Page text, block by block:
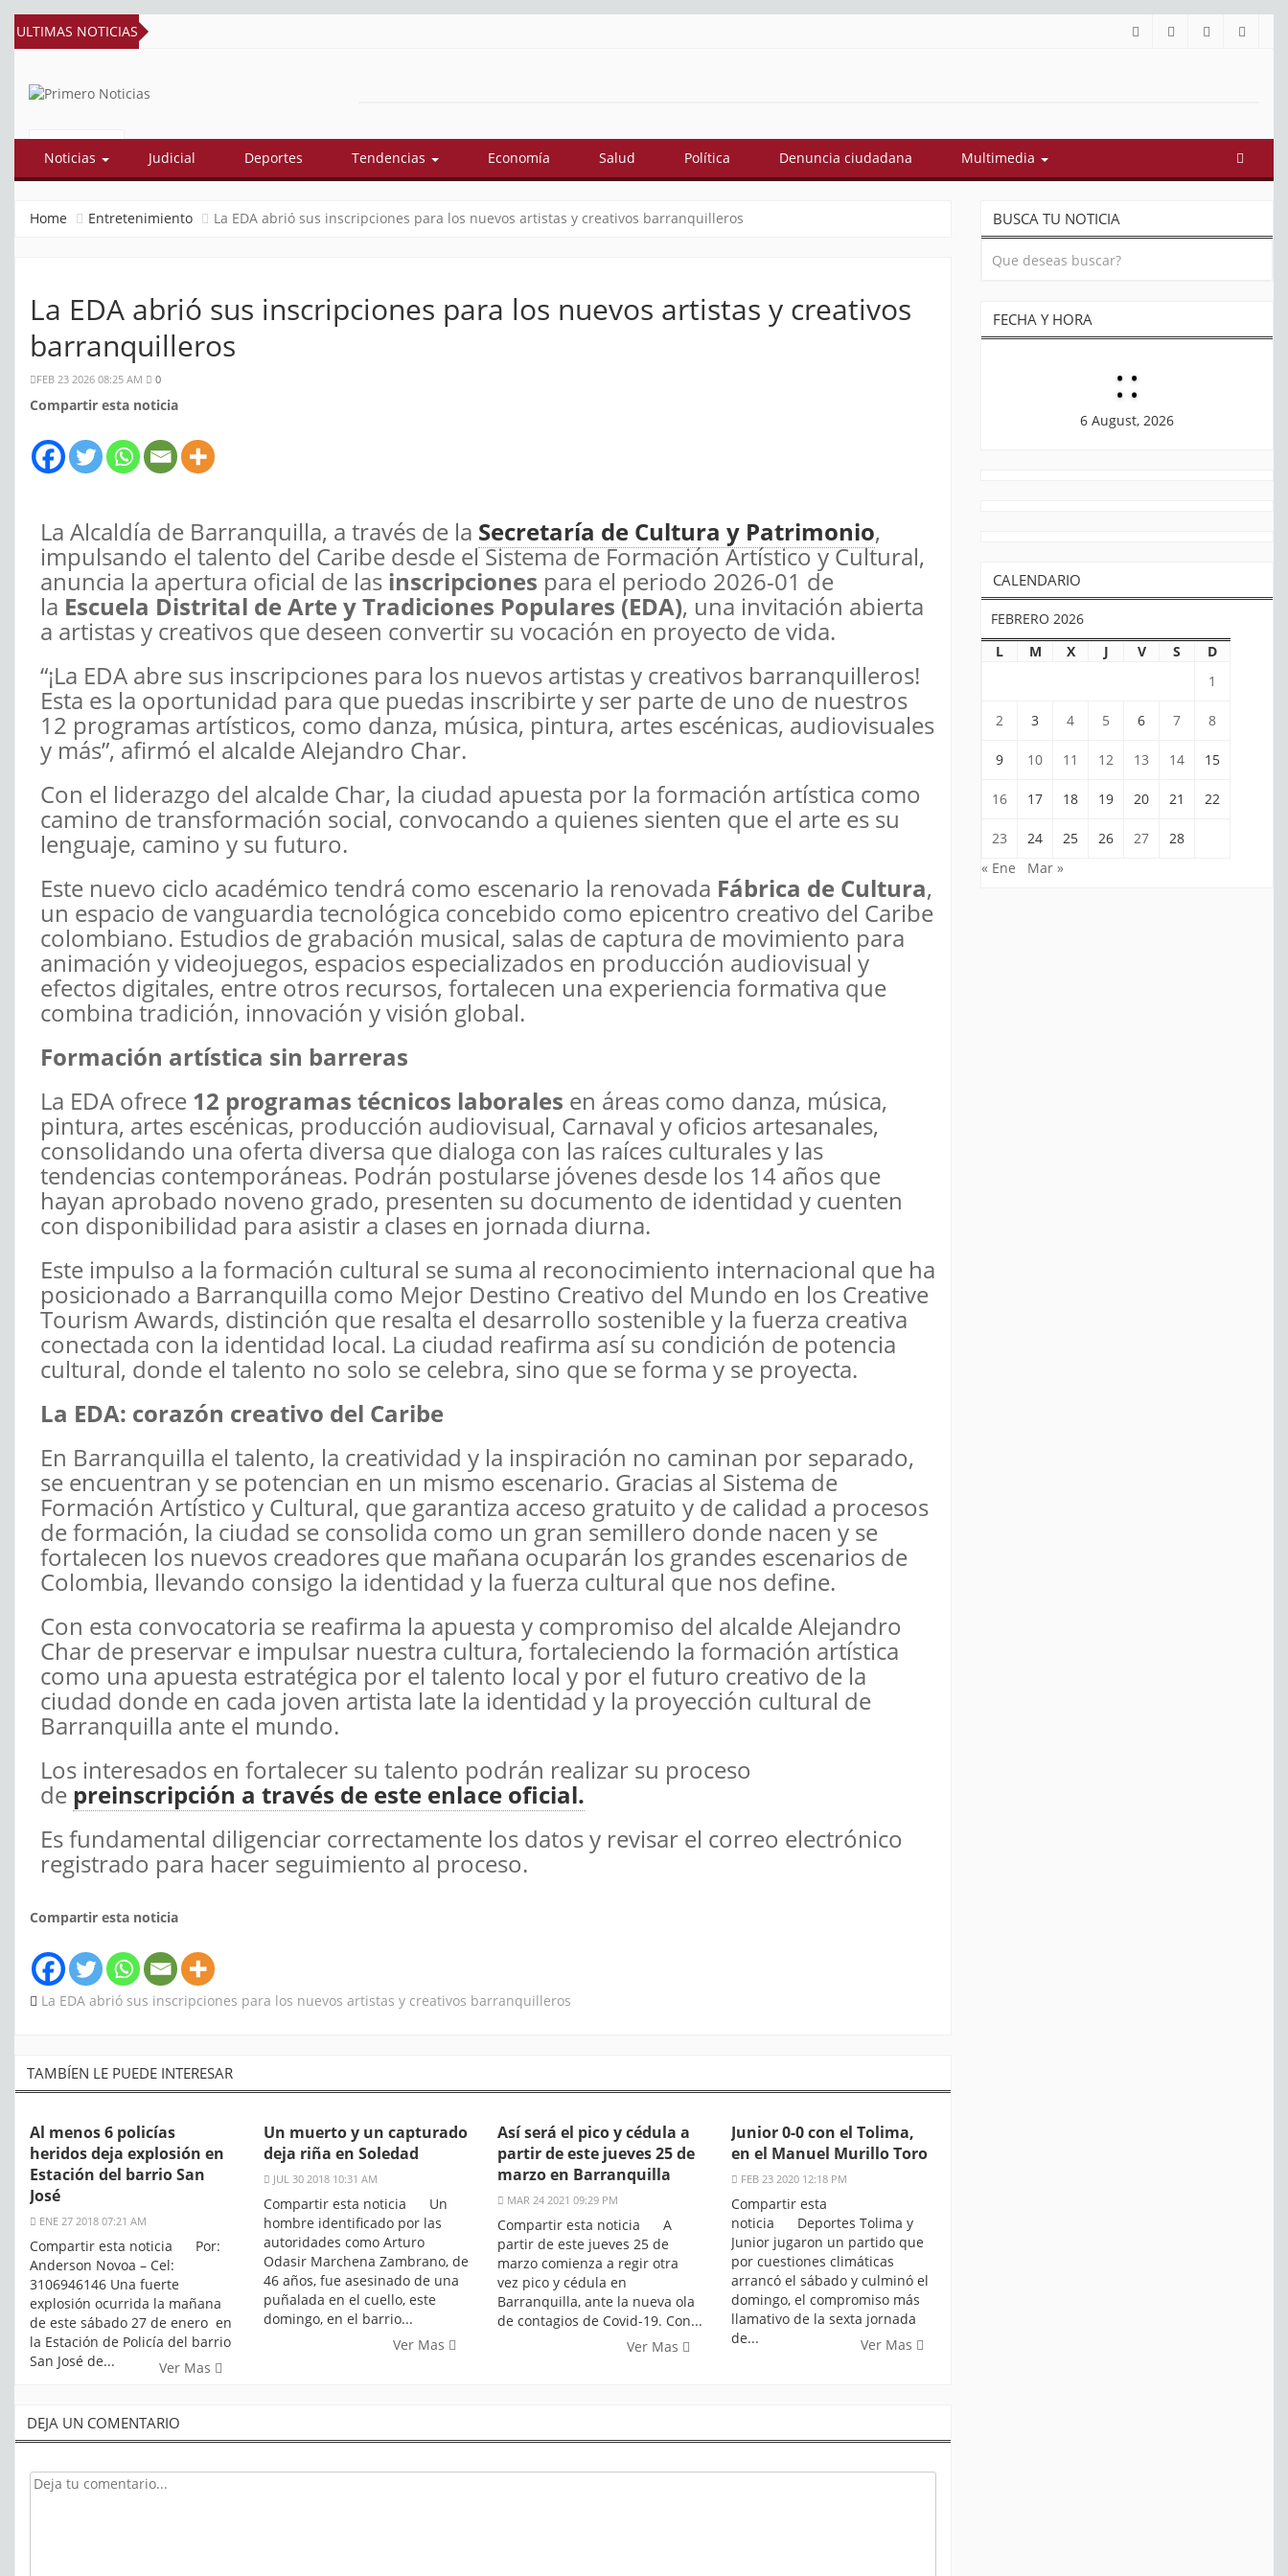
ULTIMAS NOTICIAS
NOTICIAS
Noticias Judicial Deportes Tendencias Economía Salud Política Denuncia ciudadana Multimedia
Home Entretenimiento La EDA abrió sus inscripciones para los nuevos artistas y creativos barranquilleros
La EDA abrió sus inscripciones para los nuevos artistas y creativos
barranquilleros
FEB 23 2026 08:25 AM 0
Compartir esta noticia
La Alcaldía de Barranquilla, a través de la Secretaría de Cultura y Patrimonio,
impulsando el talento del Caribe desde el Sistema de Formación Artístico y Cultural,
anuncia la apertura oficial de las inscripciones para el periodo 2026-01 de
la Escuela Distrital de Arte y Tradiciones Populares (EDA), una invitación abierta
a artistas y creativos que deseen convertir su vocación en proyecto de vida.
“¡La EDA abre sus inscripciones para los nuevos artistas y creativos barranquilleros!
Esta es la oportunidad para que puedas inscribirte y ser parte de uno de nuestros
12 programas artísticos, como danza, música, pintura, artes escénicas, audiovisuales
y más”, afirmó el alcalde Alejandro Char.
Con el liderazgo del alcalde Char, la ciudad apuesta por la formación artística como
camino de transformación social, convocando a quienes sienten que el arte es su
lenguaje, camino y su futuro.
Este nuevo ciclo académico tendrá como escenario la renovada Fábrica de Cultura,
un espacio de vanguardia tecnológica concebido como epicentro creativo del Caribe
colombiano. Estudios de grabación musical, salas de captura de movimiento para
animación y videojuegos, espacios especializados en producción audiovisual y
efectos digitales, entre otros recursos, fortalecen una experiencia formativa que
combina tradición, innovación y visión global.
Formación artística sin barreras
La EDA ofrece 12 programas técnicos laborales en áreas como danza, música,
pintura, artes escénicas, producción audiovisual, Carnaval y oficios artesanales,
consolidando una oferta diversa que dialoga con las raíces culturales y las
tendencias contemporáneas. Podrán postularse jóvenes desde los 14 años que
hayan aprobado noveno grado, presenten su documento de identidad y cuenten
con disponibilidad para asistir a clases en jornada diurna.
Este impulso a la formación cultural se suma al reconocimiento internacional que ha
posicionado a Barranquilla como Mejor Destino Creativo del Mundo en los Creative
Tourism Awards, distinción que resalta el desarrollo sostenible y la fuerza creativa
conectada con la identidad local. La ciudad reafirma así su condición de potencia
cultural, donde el talento no solo se celebra, sino que se forma y se proyecta.
La EDA: corazón creativo del Caribe
En Barranquilla el talento, la creatividad y la inspiración no caminan por separado,
se encuentran y se potencian en un mismo escenario. Gracias al Sistema de
Formación Artístico y Cultural, que garantiza acceso gratuito y de calidad a procesos
de formación, la ciudad se consolida como un gran semillero donde nacen y se
fortalecen los nuevos creadores que mañana ocuparán los grandes escenarios de
Colombia, llevando consigo la identidad y la fuerza cultural que nos define.
Con esta convocatoria se reafirma la apuesta y compromiso del alcalde Alejandro
Char de preservar e impulsar nuestra cultura, fortaleciendo la formación artística
como una apuesta estratégica por el talento local y por el futuro creativo de la
ciudad donde en cada joven artista late la identidad y la proyección cultural de
Barranquilla ante el mundo.
Los interesados en fortalecer su talento podrán realizar su proceso
de preinscripción a través de este enlace oficial.
Es fundamental diligenciar correctamente los datos y revisar el correo electrónico
registrado para hacer seguimiento al proceso.
Compartir esta noticia
La EDA abrió sus inscripciones para los nuevos artistas y creativos barranquilleros
TAMBÍEN LE PUEDE INTERESAR
Al menos 6 policías
heridos deja explosión en
Estación del barrio San
José
ENE 27 2018 07:21 AM
Compartir esta noticia Por:
Anderson Novoa – Cel:
3106946146 Una fuerte
explosión ocurrida la mañana
de este sábado 27 de enero en
la Estación de Policía del barrio
San José de...
Ver Mas
Un muerto y un capturado
deja riña en Soledad
JUL 30 2018 10:31 AM
Compartir esta noticia Un
hombre identificado por las
autoridades como Arturo
Odasir Marchena Zambrano, de
46 años, fue asesinado de una
puñalada en el cuello, este
domingo, en el barrio...
Ver Mas
Así será el pico y cédula a
partir de este jueves 25 de
marzo en Barranquilla
MAR 24 2021 09:29 PM
Compartir esta noticia A
partir de este jueves 25 de
marzo comienza a regir otra
vez pico y cédula en
Barranquilla, ante la nueva ola
de contagios de Covid-19. Con...
Ver Mas
Junior 0-0 con el Tolima,
en el Manuel Murillo Toro
FEB 23 2020 12:18 PM
Compartir esta
noticia Deportes Tolima y
Junior jugaron un partido que
por cuestiones climáticas
arrancó el sábado y culminó el
domingo, el compromiso más
llamativo de la sexta jornada
de...
Ver Mas
DEJA UN COMENTARIO
BUSCA TU NOTICIA
FECHA Y HORA
::
6 August, 2026
CALENDARIO
FEBRERO 2026
L
M X J V S
D
1
2 3 4 5 6 7 8
9 10 11 12 13 14 15
16 17 18 19 20 21 22
23 24 25 26 27
28
« Ene
Mar »